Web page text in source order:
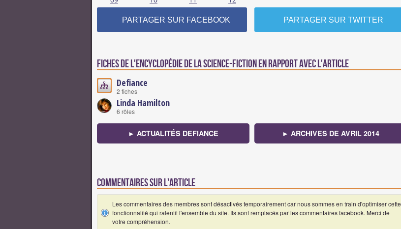
PARTAGER SUR FACEBOOK PARTAGER SUR TWITTER
Fiches de l'encyclopédie de la science-fiction en rapport avec l'article
Defiance
2 fiches
Linda Hamilton
6 rôles
► ACTUALITÉS DEFIANCE ► ARCHIVES DE AVRIL 2014
Commentaires sur l'article
Les commentaires des membres sont désactivés temporairement car nous sommes en train d'optimiser cette
fonctionnalité qui ralentit l'ensemble du site. Ils sont remplacés par les commentaires facebook. Merci de
votre compréhension.